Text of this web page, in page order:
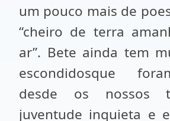
um pouco mais de
“cheiro de terra
ar”. Bete ainda tem
escondidosque
desde os nossos
juventude inquieta e